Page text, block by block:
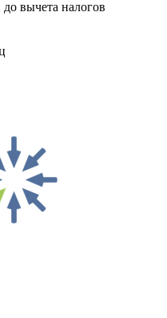
до вычета налогов